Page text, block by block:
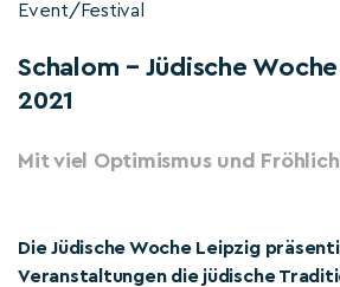
Event/Festival
Schalom – Jüdische
2021
Mit viel Optimismus und
Die Jüdische Woche Leipzig
Veranstaltungen die jüdische